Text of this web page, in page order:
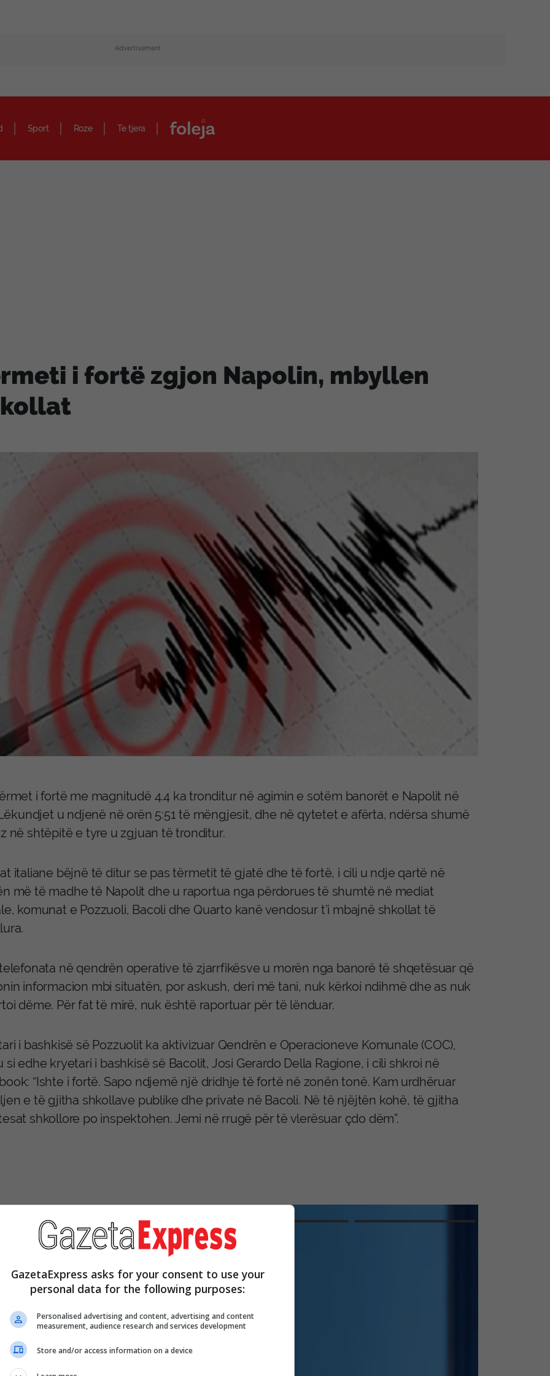
Advertisement
Sport Roze Te tjera
i fortë zgjon Napolin, mbyllen
i fortë me magnitudë 4.4 ka tronditur në agimin e sotëm banorët e Napolit në
u ndjenë në orën 5:51 të mëngjesit, dhe në qytetet e afërta, ndërsa shumë
në shtëpitë e tyre u zgjuan të tronditur.
italiane bëjnë të ditur se pas tërmetit të gjatë dhe të fortë, i cili u ndje qartë në
më të madhe të Napolit dhe u raportua nga përdorues të shumtë në mediat
komunat e Pozzuoli, Bacoli dhe Quarto kanë vendosur t’i mbajnë shkollat ​​të
në qendrën operative të zjarrfikësve u morën nga banorë të shqetësuar që
informacion mbi situatën, por askush, deri më tani, nuk kërkoi ndihmë dhe as nuk
dëme. Për fat të mirë, nuk është raportuar për të lënduar.
i bashkisë së Pozzuolit ka aktivizuar Qendrën e Operacioneve Komunale (COC),
si edhe kryetari i bashkisë së Bacolit, Josi Gerardo Della Ragione, i cili shkroi në
“Ishte i fortë. Sapo ndjemë një dridhje të fortë në zonën tonë. Kam urdhëruar
e të gjitha shkollave publike dhe private në Bacoli. Në të njëjtën kohë, të gjitha
shkollore po inspektohen. Jemi në rrugë për të vlerësuar çdo dëm”.
GazetaExpress asks for your consent to use your
personal data for the following purposes:
Personalised advertising and content, advertising and content
measurement, audience research and services development
Store and/or access information on a device